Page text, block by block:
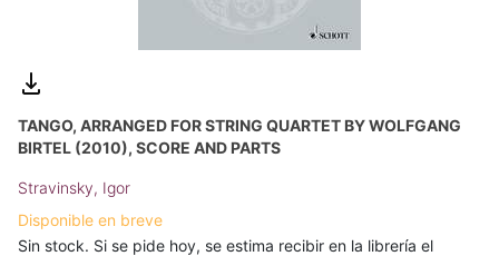
TANGO, ARRANGED FOR STRING QUARTET BY WOLFGANG
BIRTEL (2010), SCORE AND PARTS
Stravinsky, Igor
Disponible en breve
Sin stock. Si se pide hoy, se estima recibir en la librería el